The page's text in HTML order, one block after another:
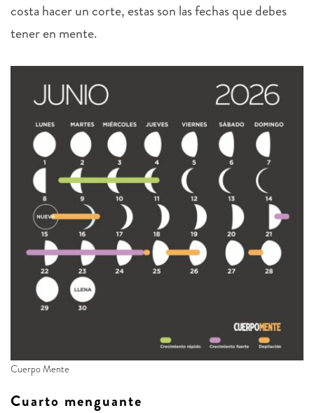
costa hacer un corte, estas son las fechas que debes
tener en mente.
Cuerpo Mente
Cuarto menguante